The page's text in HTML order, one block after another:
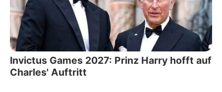
Invictus Games 2027: Prinz Harry hofft auf
Charles' Auftritt